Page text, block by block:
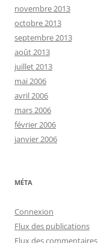
novembre 2013
octobre 2013
septembre 2013
août 2013
juillet 2013
mai 2006
avril 2006
mars 2006
février 2006
janvier 2006
MÉTA
Connexion
Flux des publications
Flux des commentaires